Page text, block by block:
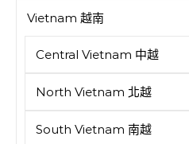
Vietnam 越南
Central Vietnam 中越
North Vietnam 北越
South Vietnam 南越